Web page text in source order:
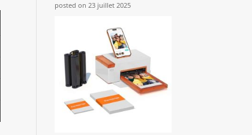
posted on 23 juillet 2025